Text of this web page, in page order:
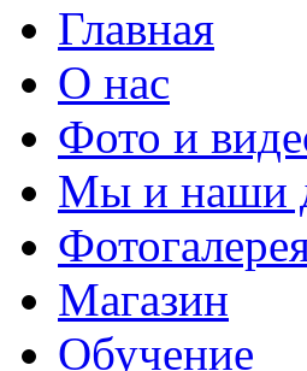
Главная
О нас
Фото и
Мы и наши
Магазин
Обучение